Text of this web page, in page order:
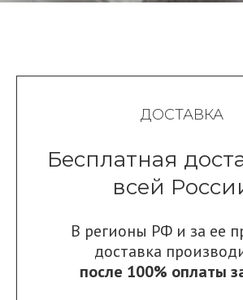
ДОСТАВКА
Бесплатная
всей
В регионы РФ и за ее
доставка
после 100% оплаты